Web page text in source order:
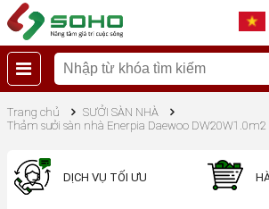
Trang chủ
SƯỞI SÀN NHÀ
Thảm sưởi sàn nhà Enerpia Daewoo DW20W1.0m2
DỊCH VỤ TỐI ƯU